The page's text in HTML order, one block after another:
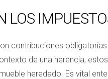
LOS
contribuciones
de una herencia,
heredado. Es vital